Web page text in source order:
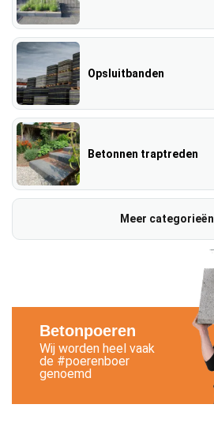
Opsluitbanden
Betonnen traptreden
Meer categorieën
Betonpoeren
Wij worden heel vaak
de #poerenboer
genoemd